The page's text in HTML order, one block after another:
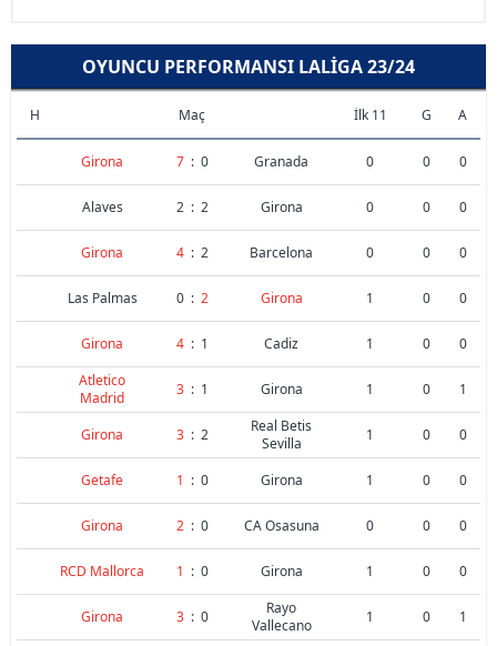
OYUNCU PERFORMANSI LALIGA 23/24
H Maç İlk 11 G A
Girona 7 : 0 Granada 0 0 0
Alaves 2 : 2 Girona 0 0 0
Girona 4 : 2 Barcelona 0 0 0
Las Palmas 0 : 2 Girona 1 0 0
Girona 4 : 1 Cadiz 1 0
0
Atletico
Madrid
3 : 1 Girona 1 0 1
Girona 3 : 2
Real Betis
Sevilla
1 0 0
Getafe 1 : 0 Girona 1 0 0
Girona 2 : 0 CA Osasuna 0 0 0
RCD Mallorca 1 : 0 Girona 1 0 0
Girona 3 : 0
Rayo
Vallecano
1 0 1